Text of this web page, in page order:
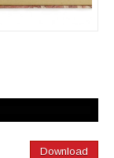
Download